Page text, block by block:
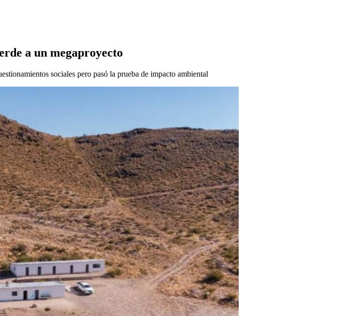
a un megaproyecto
sociales pero pasó la prueba de impacto ambiental